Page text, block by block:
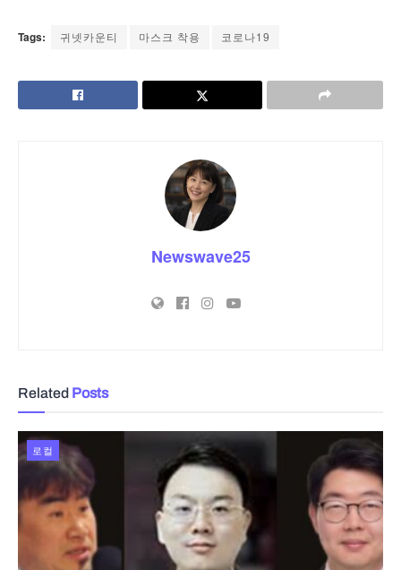
Tags: 귀넷카운티 마스크 착용 코로나19
Newswave25
Related Posts
로컬